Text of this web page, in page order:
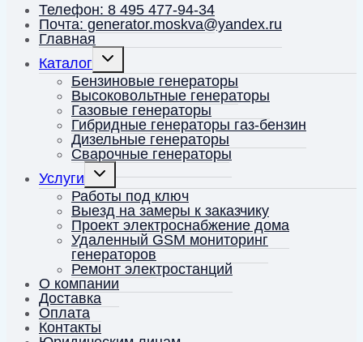
Телефон: 8 495 477-94-34
Почта: generator.moskva@yandex.ru
Главная
Каталог
Переключить
дочернее
меню
Бензиновые генераторы
Высоковольтные генераторы
Газовые генераторы
Гибридные генераторы газ-бензин
Дизельные генераторы
Сварочные генераторы
Услуги
Переключить
дочернее
меню
Работы под ключ
Выезд на замеры к заказчику
Проект электроснабжение дома
Удаленный GSM мониторинг
генераторов
Ремонт электростанций
О компании
Доставка
Оплата
Контакты